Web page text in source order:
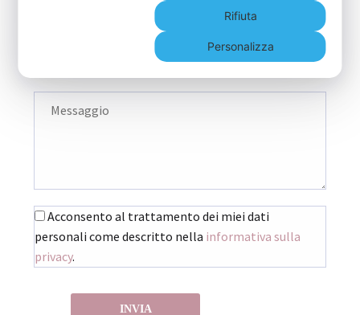
Acconsento al trattamento dei miei dati
personali come descritto nella informativa sulla
privacy.
Rifiuta
Personalizza